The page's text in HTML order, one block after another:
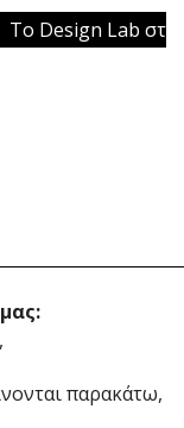
Design Lab στο
παρακάτω,